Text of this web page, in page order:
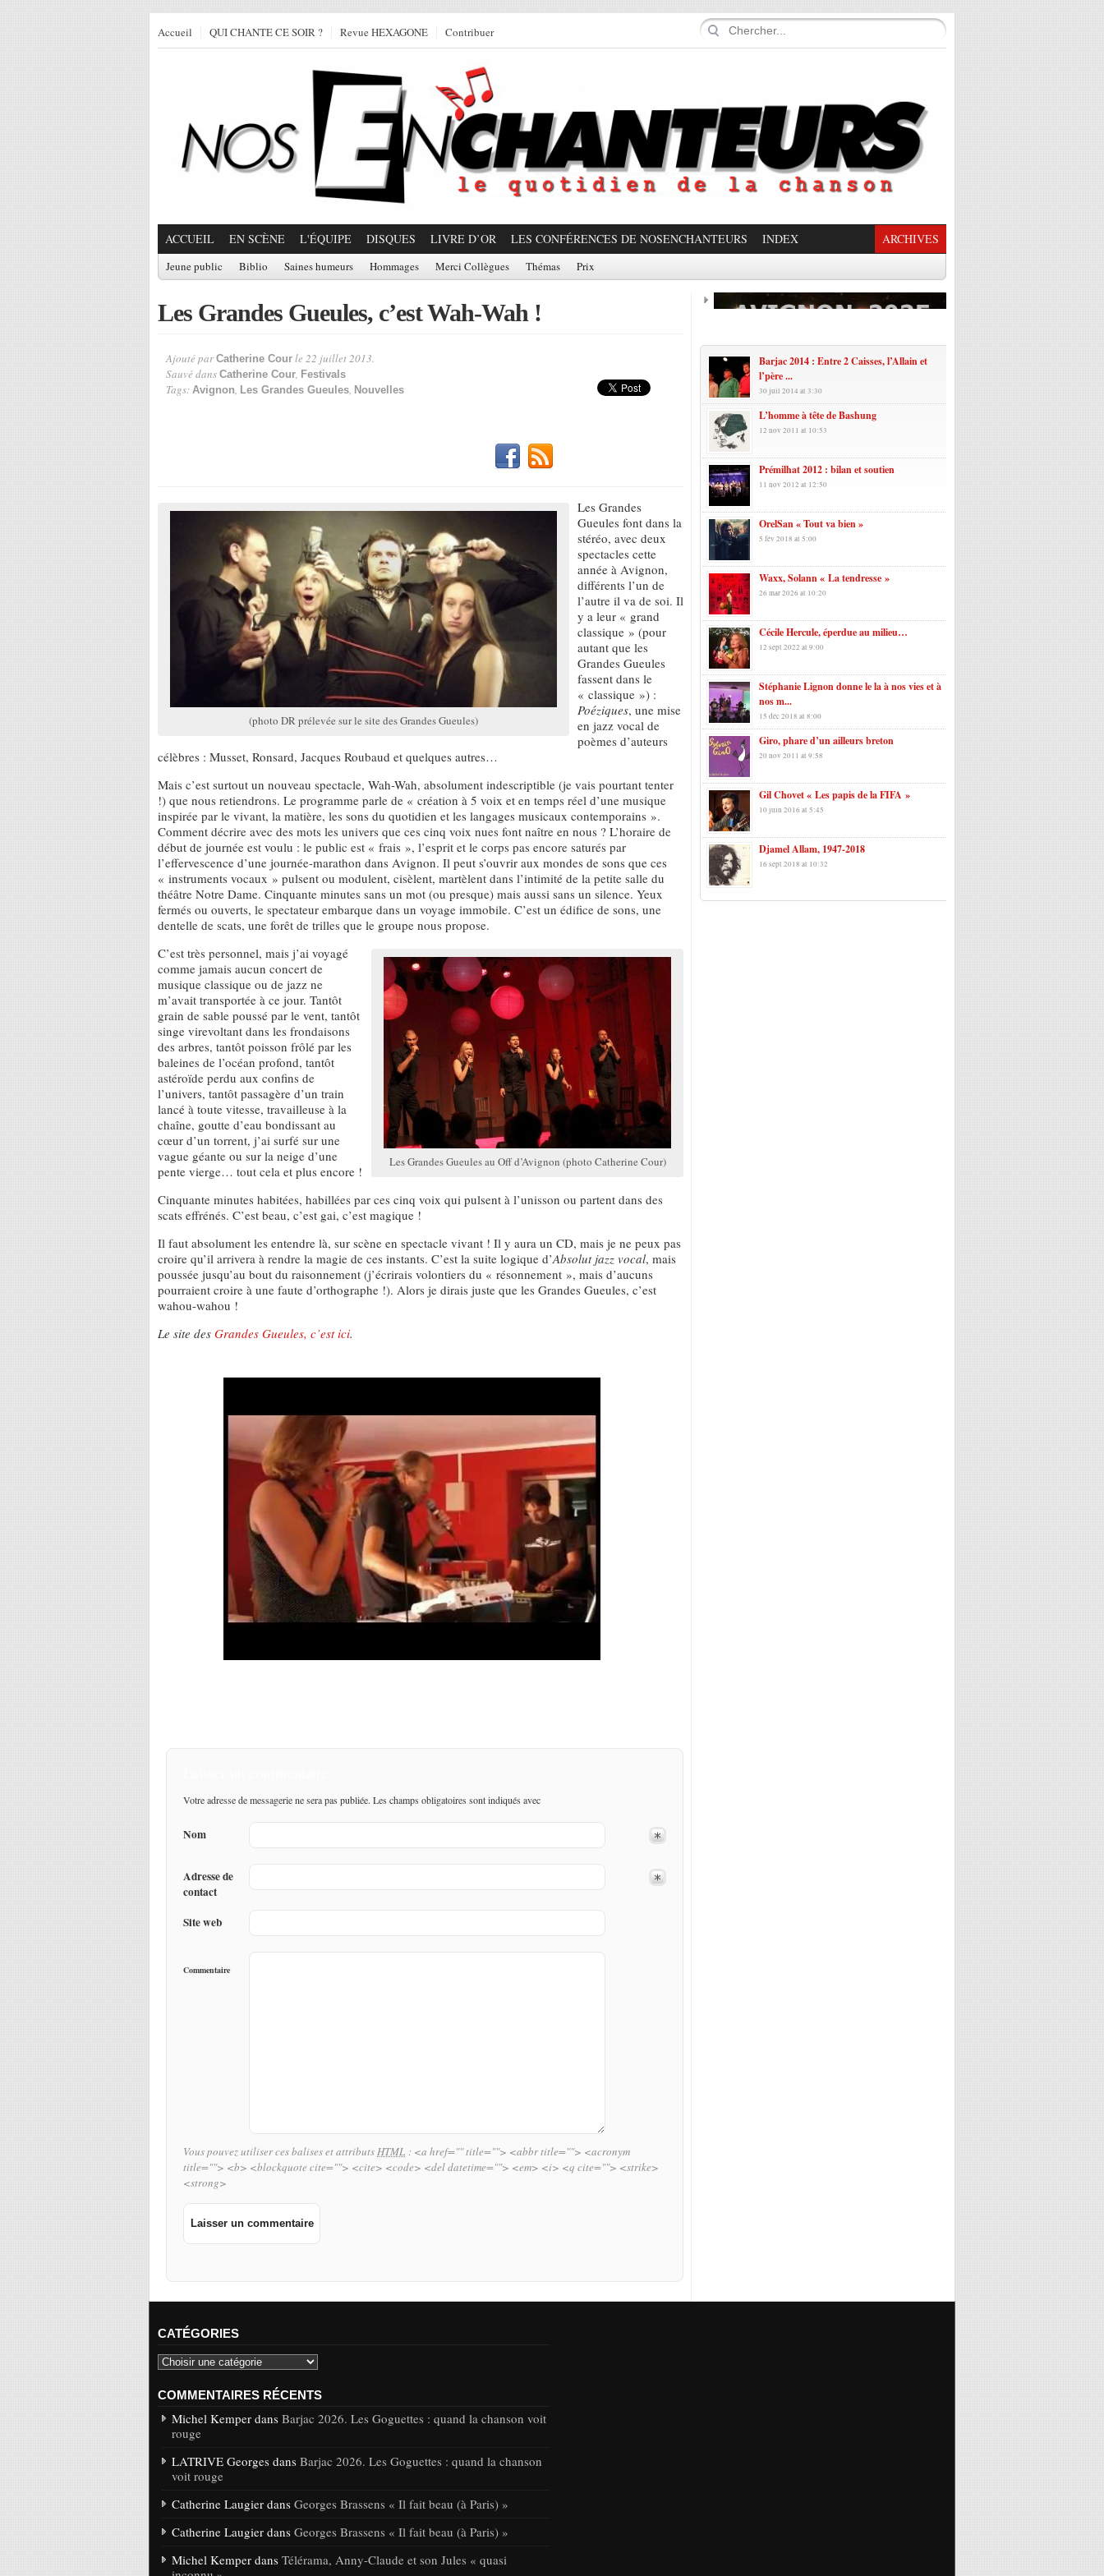
Accueil QUI CHANTE CE SOIR ? Revue HEXAGONE Contribuer
ACCUEIL EN SCÈNE L'ÉQUIPE DISQUES LIVRE D’OR LES CONFÉRENCES DE NOSENCHANTEURS INDEX ARCHIVES
Jeune public Biblio Saines humeurs Hommages Merci Collègues Thémas Prix
Les Grandes Gueules, c’est Wah-Wah !
Ajouté par Catherine Cour le 22 juillet 2013.
Sauvé dans Catherine Cour, Festivals
Tags: Avignon, Les Grandes Gueules, Nouvelles
(photo DR prélevée sur le site des Grandes Gueules)
Les Grandes
Gueules font dans la
stéréo, avec deux
spectacles cette
année à Avignon,
différents l’un de
l’autre il va de soi. Il
y a leur « grand
classique » (pour
autant que les
Grandes Gueules
fassent dans le
« classique ») :
Poéziques, une mise
en jazz vocal de
poèmes d’auteurs
célèbres : Musset, Ronsard, Jacques Roubaud et quelques autres…
Mais c’est surtout un nouveau spectacle, Wah-Wah, absolument indescriptible (je vais pourtant tenter
!) que nous retiendrons. Le programme parle de « création à 5 voix et en temps réel d’une musique
inspirée par le vivant, la matière, les sons du quotidien et les langages musicaux contemporains ».
Comment décrire avec des mots les univers que ces cinq voix nues font naître en nous ? L’horaire de
début de journée est voulu : le public est « frais », l’esprit et le corps pas encore saturés par
l’effervescence d’une journée-marathon dans Avignon. Il peut s’ouvrir aux mondes de sons que ces
« instruments vocaux » pulsent ou modulent, cisèlent, martèlent dans l’intimité de la petite salle du
théâtre Notre Dame. Cinquante minutes sans un mot (ou presque) mais aussi sans un silence. Yeux
fermés ou ouverts, le spectateur embarque dans un voyage immobile. C’est un édifice de sons, une
dentelle de scats, une forêt de trilles que le groupe nous propose.
Les Grandes Gueules au Off d’Avignon (photo Catherine Cour)
C’est très personnel, mais j’ai voyagé
comme jamais aucun concert de
musique classique ou de jazz ne
m’avait transportée à ce jour. Tantôt
grain de sable poussé par le vent, tantôt
singe virevoltant dans les frondaisons
des arbres, tantôt poisson frôlé par les
baleines de l’océan profond, tantôt
astéroïde perdu aux confins de
l’univers, tantôt passagère d’un train
lancé à toute vitesse, travailleuse à la
chaîne, goutte d’eau bondissant au
cœur d’un torrent, j’ai surfé sur une
vague géante ou sur la neige d’une
pente vierge… tout cela et plus encore !
Cinquante minutes habitées, habillées par ces cinq voix qui pulsent à l’unisson ou partent dans des
scats effrénés. C’est beau, c’est gai, c’est magique !
Il faut absolument les entendre là, sur scène en spectacle vivant ! Il y aura un CD, mais je ne peux pas
croire qu’il arrivera à rendre la magie de ces instants. C’est la suite logique d’Absolut jazz vocal, mais
poussée jusqu’au bout du raisonnement (j’écrirais volontiers du « résonnement », mais d’aucuns
pourraient croire à une faute d’orthographe !). Alors je dirais juste que les Grandes Gueules, c’est
wahou-wahou !
Le site des Grandes Gueules, c’est ici.
Votre adresse de messagerie ne sera pas publiée. Les champs obligatoires sont indiqués avec
Nom
Adresse de
contact
Site web
Commentaire
Vous pouvez utiliser ces balises et attributsHTML : <a href="" title=""> <abbr title=""> <acronym
title=""> <b> <blockquote cite=""> <cite> <code> <del datetime=""> <em> <i> <q cite=""> <strike>
<strong>
Barjac 2014 : Entre 2 Caisses, l’Allain et
l’père ...
30 juil 2014 at 3:30
L’homme à tête de Bashung
12 nov 2011 at 10:53
Prémilhat 2012 : bilan et soutien
11 nov 2012 at 12:50
OrelSan « Tout va bien »
5 fév 2018 at 5:00
Waxx, Solann « La tendresse »
26 mar 2026 at 10:20
Cécile Hercule, éperdue au milieu…
12 sept 2022 at 9:00
Stéphanie Lignon donne le la à nos vies et à
nos m...
15 déc 2018 at 8:00
Giro, phare d’un ailleurs breton
20 nov 2011 at 9:58
Gil Chovet « Les papis de la FIFA »
10 juin 2016 at 5:45
Djamel Allam, 1947-2018
16 sept 2018 at 10:32
CATÉGORIES
COMMENTAIRES RÉCENTS
Michel Kemper dans Barjac 2026. Les Goguettes : quand la chanson voit
rouge
LATRIVE Georges dans Barjac 2026. Les Goguettes : quand la chanson
voit rouge
Catherine Laugier dans Georges Brassens « Il fait beau (à Paris) »
Catherine Laugier dans Georges Brassens « Il fait beau (à Paris) »
Michel Kemper dans Télérama, Anny-Claude et son Jules « quasi